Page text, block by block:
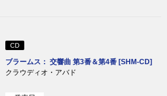
CD
ブラームス： 交響曲 第3番＆第4番 [SHM-CD]
クラウディオ・アバド